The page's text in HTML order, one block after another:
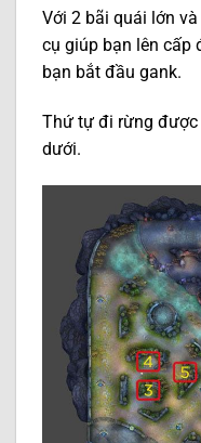
Với 2 bãi quái lớn
cụ giúp bạn lên cấp
bạn bắt đầu gank.
Thứ tự đi rừng được
dưới.